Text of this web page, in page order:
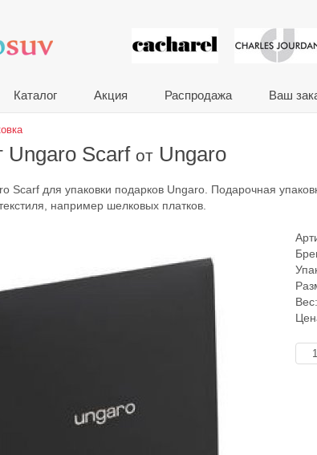
VIP
Каталог Акция Распродажа Ваш
Ungaro Scarf от Ungaro
Scarf для упаковки подарков Ungaro. Подарочная
например шелковых платков.